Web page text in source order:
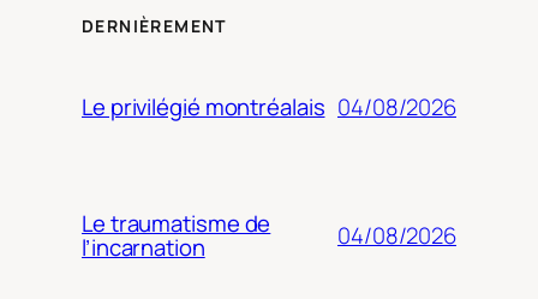
DERNIÈREMENT
Le privilégié montréalais 04/08/2026
Le traumatisme de
l’incarnation 04/08/2026